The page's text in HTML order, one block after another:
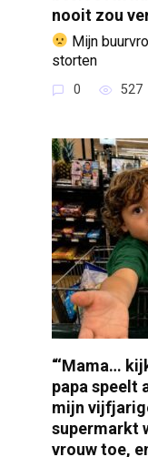
nooit zou
Mijn
storten
0 527
“‘Mama…
papa speelt
mijn
supermarkt
vrouw toe,